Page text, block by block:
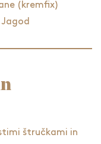
(kremfix)
štručkami in